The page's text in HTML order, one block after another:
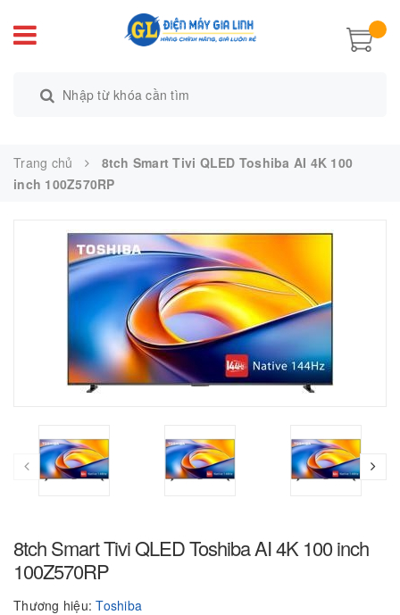
Trang chủ
8tch Smart Tivi QLED Toshiba AI 4K 100
inch 100Z570RP
8tch Smart Tivi QLED Toshiba AI 4K 100 inch
100Z570RP
Thương hiệu: Toshiba